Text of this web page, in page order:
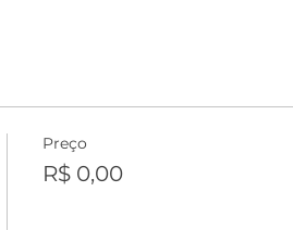
Preço
R$ 0,00